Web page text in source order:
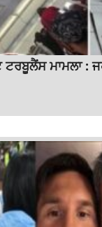
ਮਾਮਲਾ :